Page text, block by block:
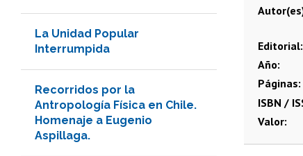
La Unidad Popular
Interrumpida
Recorridos por la
Antropología Física en Chile.
Homenaje a Eugenio
Aspillaga.
Editorial
Año
Páginas
ISBN /
Valor